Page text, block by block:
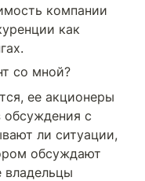
компании
как
со мной?
ее акционеры
обсуждения с
ли ситуации,
обсуждают
владельцы